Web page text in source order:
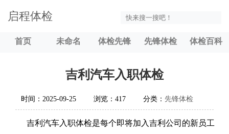
启程体检
首页 未命名 体检先锋 先锋体检 体检百科
吉利汽车入职体检
时间：2025-09-25 浏览：417 分类： 先锋体检
吉利汽车入职体检是每个即将加入吉利公司的新员工